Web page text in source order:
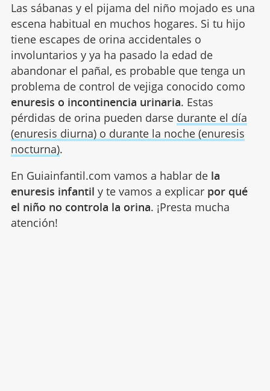
Las sábanas y el pijama del niño mojado es una
escena habitual en muchos hogares. Si tu hijo
tiene escapes de orina accidentales o
involuntarios y ya ha pasado la edad de
abandonar el pañal, es probable que tenga un
problema de control de vejiga conocido como
enuresis o incontinencia urinaria. Estas
pérdidas de orina pueden darse durante el día
(enuresis diurna) o durante la noche (enuresis
nocturna).
En Guiainfantil.com vamos a hablar de la
enuresis infantil y te vamos a explicar por qué
el niño no controla la orina. ¡Presta mucha
atención!